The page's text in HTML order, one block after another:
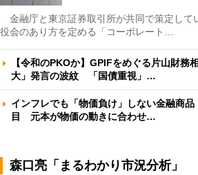
金融庁と東京証券取引所が共同で策定して
役会のあり方を定める「コーポレート…
【令和のPKOか】GPIFをめぐる片山財務
大」発言の波紋 「国債重視」…
インフレでも「物価負け」しない金融商
目 元本が物価の動きに合わせ…
森口亮「まるわかり市況分析」